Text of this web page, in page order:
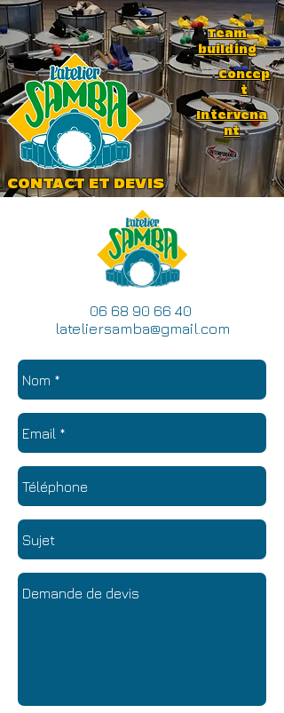
Team
building
Concep
t
Intervena
nt
CONTACT ET DEVIS
06 68 90 66 40
lateliersamba@gmail.com